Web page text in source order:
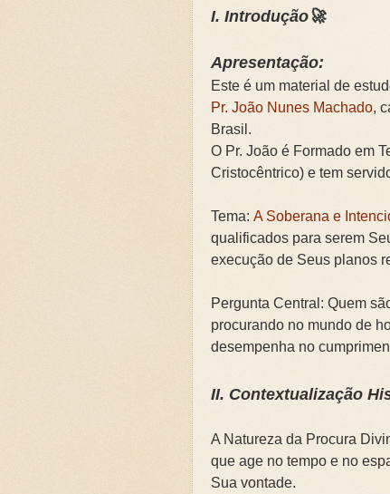
🌧️PRIMEIRA
📚SEGUNDA
📚TERCEIRA
🛡️CAMPANHA:
🌧️A IMPORTÂNCIA DA
I. Introdução🚀
Apresentação:
Este é um material de
Pr. João Nunes Machado,
Brasil.
O Pr. João é Formado em
Cristocêntrico) e tem
Tema: A Soberana e
qualificados para serem
execução de Seus planos
Pergunta Central: Quem
procurando no mundo de
desempenha no
II. Contextualização
A Natureza da Procura
que age no tempo e no
Sua vontade.